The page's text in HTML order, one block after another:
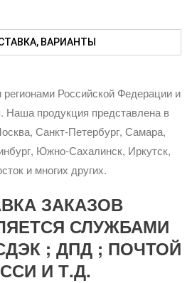
ВАРИАНТЫ
Российской Федерации и
Наша продукция представлена в
Санкт-Петербург, Самара,
Южно-Сахалинск, Иркутск,
и многих других.
ЗАКАЗОВ
СЛУЖБАМИ
; ДПД ; ПОЧТОЙ
И Т.Д.